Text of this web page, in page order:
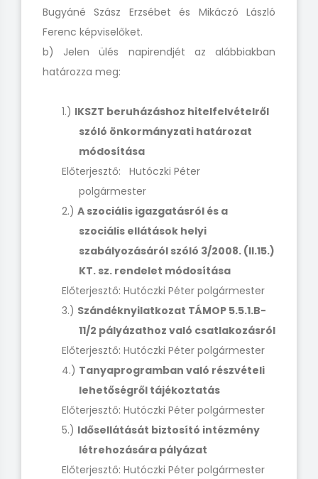
Bugyáné Szász Erzsébet és Mikáczó László
Ferenc képviselőket.
b) Jelen ülés napirendjét az alábbiakban
határozza meg:
1.) IKSZT beruházáshoz hitelfelvételről
szóló önkormányzati határozat
módosítása
Előterjesztő: Hutóczki Péter
2.) A szociális igazgatásról és a
szociális ellátások helyi
szabályozásáról szóló 3/2008. (II.15.)
KT. sz. rendelet módosítása
Előterjesztő: Hutóczki Péter polgármester
3.) Szándéknyilatkozat TÁMOP 5.5.1.B-
11/2 pályázathoz való csatlakozásról
Előterjesztő: Hutóczki Péter polgármester
4.) Tanyaprogramban való részvételi
lehetőségről tájékoztatás
Előterjesztő: Hutóczki Péter polgármester
5.) Idősellátását biztosító intézmény
létrehozására pályázat
Előterjesztő: Hutóczki Péter polgármester